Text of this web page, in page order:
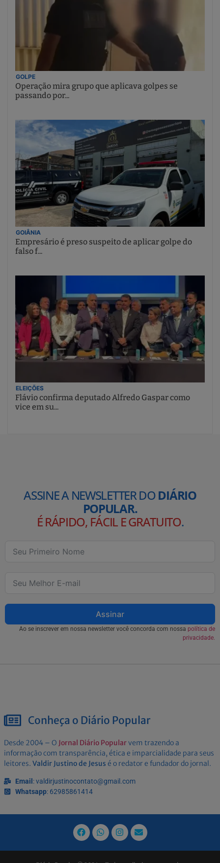
GOLPE
Operação mira grupo que aplicava golpes se
passando por...
GOIÂNIA
Empresário é preso suspeito de aplicar golpe do
falso f...
ELEIÇÕES
Flávio confirma deputado Alfredo Gaspar como
vice em su...
ASSINE A NEWSLETTER DODIÁRIO
POPULAR.
É RÁPIDO, FÁCIL E GRATUITO.
Assinar
Ao se inscrever em nossa newsletter você concorda com nossa política de
privacidade.
Conheça o Diário Popular
Desde 2004 – O Jornal Diário Popularvem trazendo a
informação com transparência, ética e imparcialidade para seus
leitores. Valdir Justino de Jesus é o redator e fundador do jornal.
Email : valdirjustinocontato@gmail.com
Whatsapp: 62985861414